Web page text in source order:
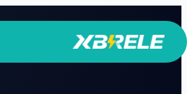
التجاوز
إلى
المحتوى